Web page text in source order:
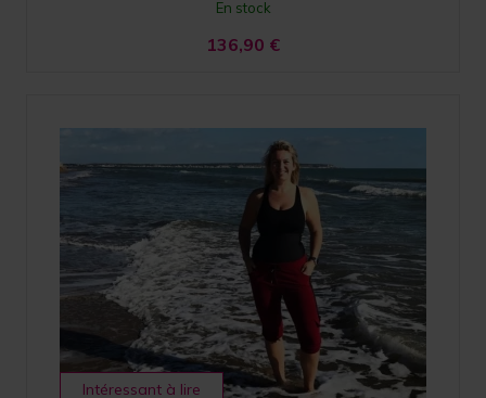
En stock
136,90 €
Intéressant à lire